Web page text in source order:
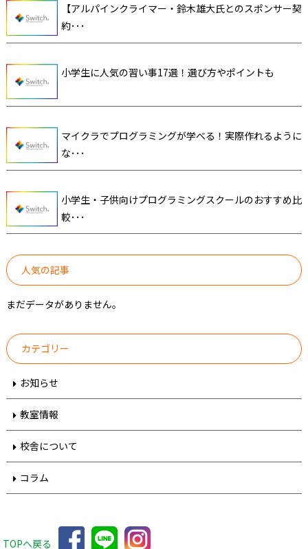
【アルパインクライマー・鈴木雄大氏とのスポンサー契
約･･･
小学生に人気の習い事17選！選び方やポイントも
マイクラでプログラミングが学べる！実際作れるように
な･･･
小学生・子供向けプログラミングスクールのおすすめ比
較･･･
人気の記事
まだデータがありません。
カテゴリー
お知らせ
教室情報
校舎について
コラム
TOPへ戻る